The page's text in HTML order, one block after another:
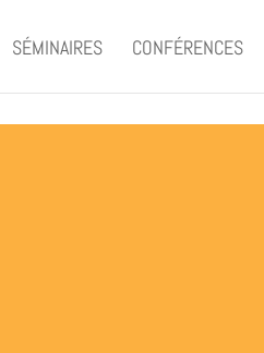
SÉMINAIRES CONFÉRENCES